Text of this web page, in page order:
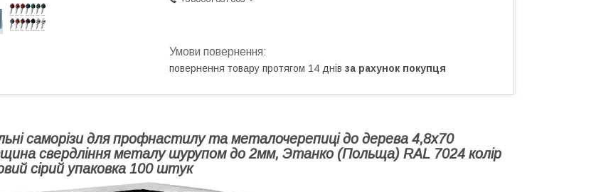
повернення товару протягом 14 днів за рахунок покупця
саморізи для профнастилу та металочерепиці до дерева 4,8х70
свердління металу шурупом до 2мм, Этанко (Польща) RAL 7024 колір
сірий упаковка 100 штук